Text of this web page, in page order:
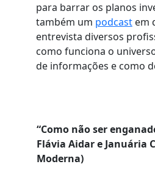
para barrar os planos
também um podcastem
entrevista diversos
como funciona o
de informações e como
“Como não ser
Flávia Aidar e Januária
Moderna)